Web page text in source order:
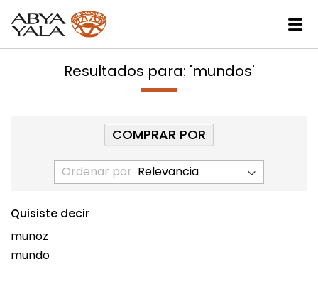
Resultados para: 'mundos'
Ordenar por
Quisiste decir
munoz
mundo
COMPRAR POR